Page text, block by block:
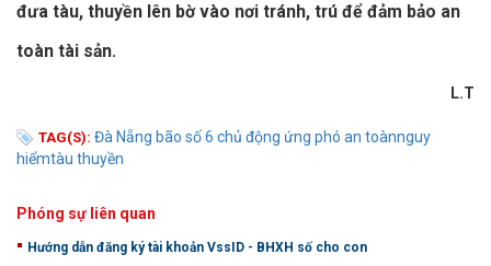
đưa tàu, thuyền lên bờ vào nơi tránh, trú để đảm bảo an
toàn tài sản.
L.T
TAG(S): Đà Nẵng bão số 6 chủ động ứng phó an toànnguy
hiểmtàu thuyền
Phóng sự liên quan
Hướng dẫn đăng ký tài khoản VssID - BHXH số cho con